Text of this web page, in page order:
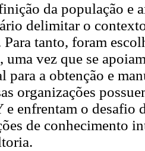
da população e
delimitar o
Para tanto, foram
uma vez que se
para a obtenção e
organizações
e enfrentam o desafio
de conhecimento